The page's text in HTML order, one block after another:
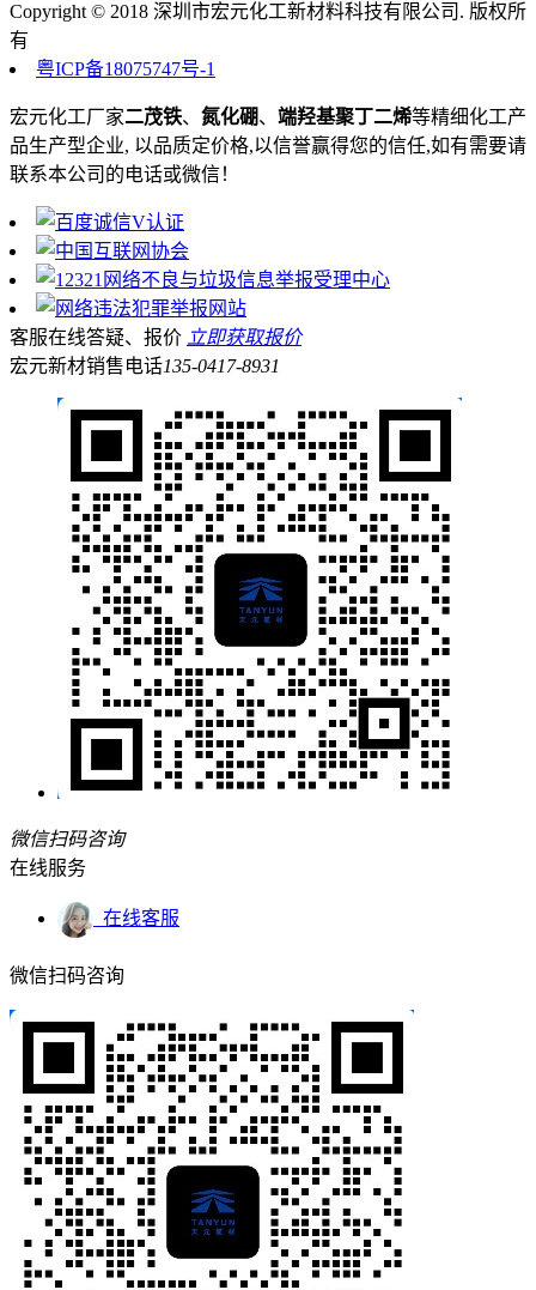
Copyright © 2018 深圳市宏元化工新材料科技有限公司. 版权所
有
粤ICP备18075747号-1
宏元化工厂家二茂铁、 氮化硼、 端羟基聚丁二烯等精细化工产
品生产型企业, 以品质定价格,以信誉赢得您的信任,如有需要请
联系本公司的电话或微信！
客服在线答疑、报价 立即获取报价
宏元新材销售电话135-0417-8931
微信扫码咨询
在线服务
在线客服
微信扫码咨询